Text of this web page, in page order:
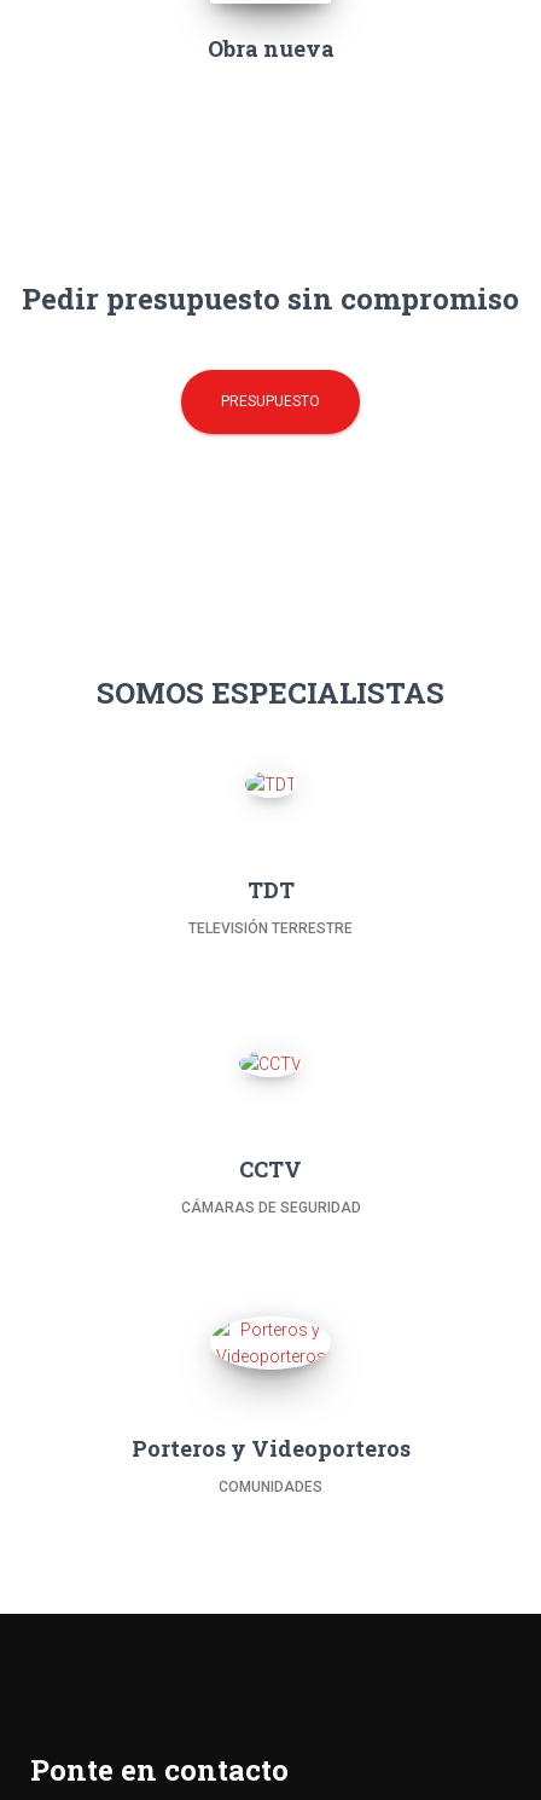
Obra nueva
Pedir presupuesto sin compromiso
PRESUPUESTO
SOMOS ESPECIALISTAS
TDT
TELEVISIÓN TERRESTRE
CCTV
CÁMARAS DE SEGURIDAD
Porteros y Videoporteros
COMUNIDADES
Ponte en contacto